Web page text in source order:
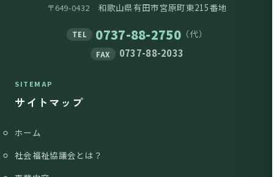
〒649-0432 和歌山県有田市宮原町東215番地
TEL 0737-88-2750（代）
FAX 0737-88-2033
SITEMAP
サイトマップ
ホーム
社会福祉協議会とは？